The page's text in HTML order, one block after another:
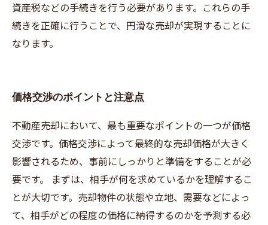
資産税などの手続きを行う必要があります。これらの手
続きを正確に行うことで、円滑な売却が実現することに
なります。
価格交渉のポイントと注意点
不動産売却において、最も重要なポイントの一つが価格
交渉です。価格交渉によって最終的な売却価格が大きく
影響されるため、事前にしっかりと準備をすることが必
要です。 まずは、相手が何を求めているかを理解するこ
とが大切です。売却物件の状態や立地、需要などによっ
て、相手がどの程度の価格に納得するのかを予測する必